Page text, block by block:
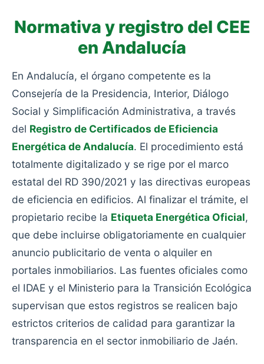
Normativa y registro del CEE
en Andalucía
En Andalucía, el órgano competente es la
Consejería de la Presidencia, Interior, Diálogo
Social y Simplificación Administrativa, a través
del Registro de Certificados de Eficiencia
Energética de Andalucía. El procedimiento está
totalmente digitalizado y se rige por el marco
estatal del RD 390/2021 y las directivas europeas
de eficiencia en edificios. Al finalizar el trámite, el
propietario recibe la Etiqueta Energética Oficial,
que debe incluirse obligatoriamente en cualquier
anuncio publicitario de venta o alquiler en
portales inmobiliarios. Las fuentes oficiales como
el IDAE y el Ministerio para la Transición Ecológica
supervisan que estos registros se realicen bajo
estrictos criterios de calidad para garantizar la
transparencia en el sector inmobiliario de Jaén.